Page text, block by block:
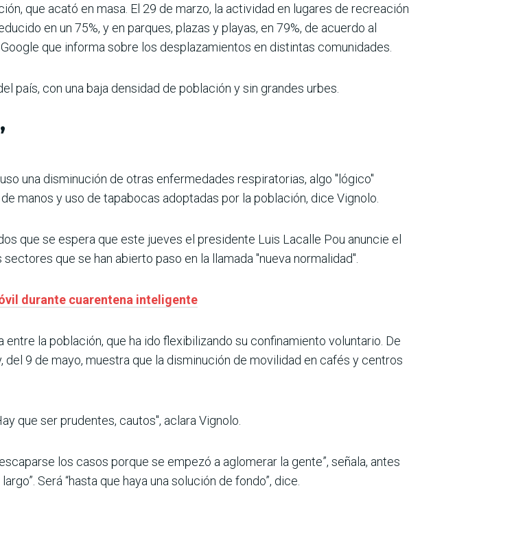
que acató en masa. El 29 de marzo, la actividad en lugares de recreación
en un 75%, y en parques, plazas y playas, en 79%, de acuerdo al
que informa sobre los desplazamientos en distintas comunidades.
país, con una baja densidad de población y sin grandes urbes.
una disminución de otras enfermedades respiratorias, algo "lógico"
manos y uso de tapabocas adoptadas por la población, dice Vignolo.
que se espera que este jueves el presidente Luis Lacalle Pou anuncie el
que se han abierto paso en la llamada "nueva normalidad".
durante cuarentena inteligente
la población, que ha ido flexibilizando su confinamiento voluntario. De
9 de mayo, muestra que la disminución de movilidad en cafés y centros
que ser prudentes, cautos", aclara Vignolo.
los casos porque se empezó a aglomerar la gente”, señala, antes
Será “hasta que haya una solución de fondo”, dice.